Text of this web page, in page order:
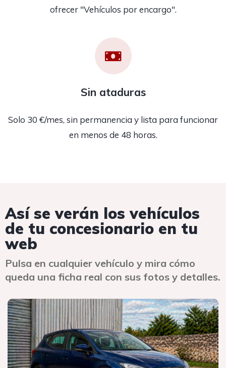
ofrecer "Vehículos por encargo".
Sin ataduras
Solo 30 €/mes, sin permanencia y lista para funcionar
en menos de 48 horas.
Así se verán los vehículos
de tu concesionario en tu
web
Pulsa en cualquier vehículo y mira cómo
queda una ficha real con sus fotos y detalles.